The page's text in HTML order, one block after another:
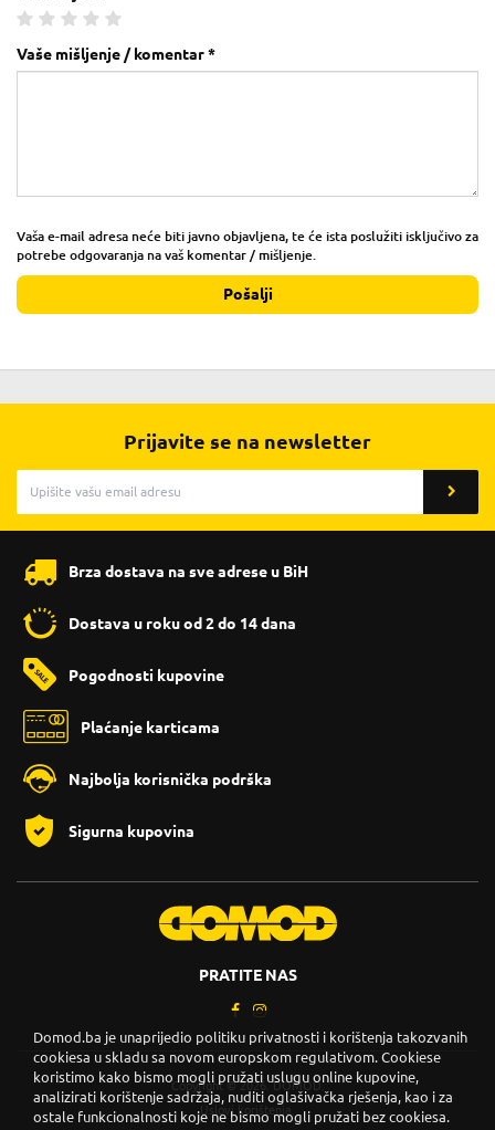
Vaše mišljenje / komentar *
Vaša e-mail adresa neće biti javno objavljena, te će ista poslužiti isključivo za
potrebe odgovaranja na vaš komentar / mišljenje.
Pošalji
Prijavite se na newsletter
Brza dostava na sve adrese u BiH
Dostava u roku od 2 do 14 dana
Pogodnosti kupovine
Plaćanje karticama
Najbolja korisnička podrška
Sigurna kupovina
PRATITE NAS
Copyright © 2026. DOMOD.
Uslovi korištenja
Domod.ba je unaprijedio politiku privatnosti i korištenja takozvanih
cookiesa u skladu sa novom europskom regulativom. Cookiese
koristimo kako bismo mogli pružati uslugu online kupovine,
analizirati korištenje sadržaja, nuditi oglašivačka rješenja, kao i za
ostale funkcionalnosti koje ne bismo mogli pružati bez cookiesa.